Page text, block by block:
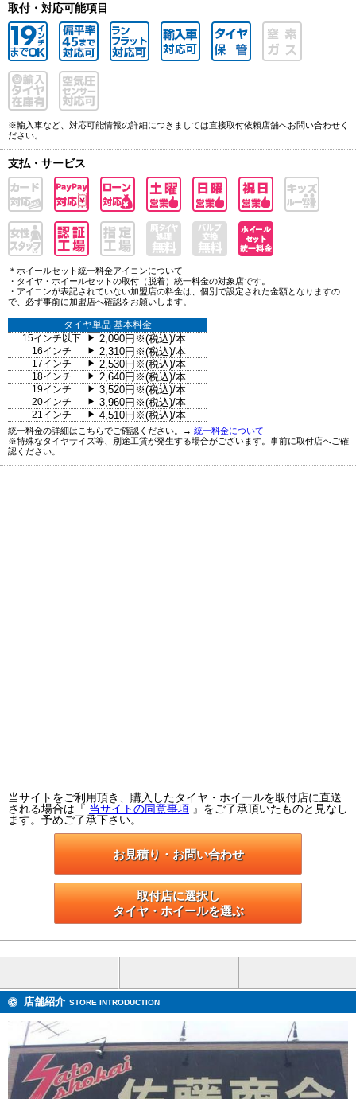
取付・対応可能項目
※輸入車など、対応可能情報の詳細につきましては直接取付依頼店舗へお問い合わせく
ださい。
支払・サービス
＊ホイールセット統一料金アイコンについて
・タイヤ・ホイールセットの取付（脱着）統一料金の対象店です。
・アイコンが表記されていない加盟店の料金は、個別で設定された金額となりますの
で、必ず事前に加盟店へ確認をお願いします。
タイヤ単品 基本料金
15インチ以下
▶ 2,090円※(税込)/本
16インチ ▶ 2,310円※(税込)/本
17インチ ▶ 2,530円※(税込)/本
18インチ ▶ 2,640円※(税込)/本
19インチ ▶ 3,520円※(税込)/本
20インチ ▶ 3,960円※(税込)/本
21インチ ▶ 4,510円※(税込)/本
統一料金の詳細はこちらでご確認ください。→ 統一料金について
※特殊なタイヤサイズ等、別途工賃が発生する場合がございます。事前に取付店へご確
認ください。
当サイトをご利用頂き、購入したタイヤ・ホイールを取付店に直送
される場合は『 当サイトの同意事項 』をご了承頂いたものと見なし
ます。予めご了承下さい。
お見積り・お問い合わせ
取付店に選択し
タイヤ・ホイールを選ぶ
店舗紹介 STORE INTRODUCTION